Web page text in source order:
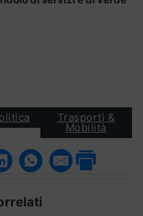
Trasporti &
Mobilità